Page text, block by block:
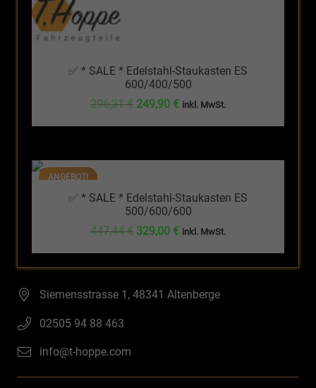
✅ * SALE * Edelstahl-Staukasten ES
600/400/500
296,31€ Ursprünglicher
Preis
296,31 €
249,90 €Aktueller
Preis
249,90 €.
inkl. MwSt.
ANGEBOT!
✅ * SALE * Edelstahl-Staukasten ES
500/600/600
447,44€ Ursprünglicher
war:
447,44 €
329,00 €Aktueller
ist:
329,00 €.
inkl. MwSt.
Siemensstrasse 1, 48341 Altenberge
02505 94 88 463
info@t-hoppe.com